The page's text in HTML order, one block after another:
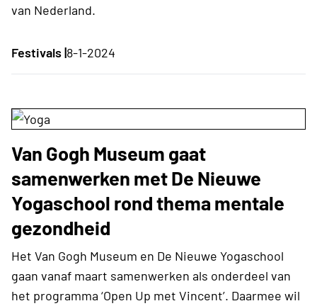
van Nederland.
Festivals |8-1-2024
Van Gogh Museum gaat
samenwerken met De Nieuwe
Yogaschool rond thema mentale
gezondheid
Het Van Gogh Museum en De Nieuwe Yogaschool
gaan vanaf maart samenwerken als onderdeel van
het programma ‘Open Up met Vincent’. Daarmee wil